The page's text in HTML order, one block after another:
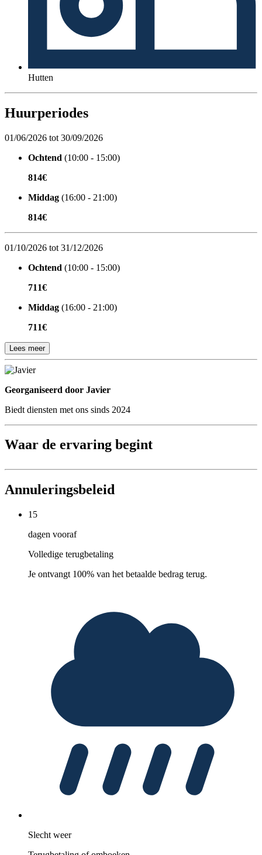
Hutten
Huurperiodes
01/06/2026 tot 30/09/2026
Ochtend (10:00 - 15:00)
814€
Middag (16:00 - 21:00)
814€
01/10/2026 tot 31/12/2026
Ochtend (10:00 - 15:00)
711€
Middag (16:00 - 21:00)
711€
Lees meer
Georganiseerd door
Georganiseerd door Javier
Biedt diensten met ons sinds 2024
Waar de ervaring begint
Annuleringsbeleid
15
dagen vooraf
Volledige terugbetaling
Je ontvangt 100% van het betaalde bedrag terug.
Slecht weer